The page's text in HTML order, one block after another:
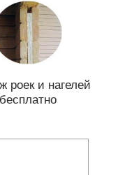
роек и нагелей
бесплатно